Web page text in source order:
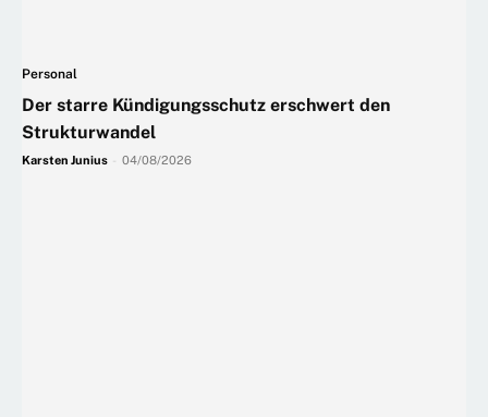
Personal
Der starre Kündigungsschutz erschwert den
Strukturwandel
Karsten Junius 04/08/2026